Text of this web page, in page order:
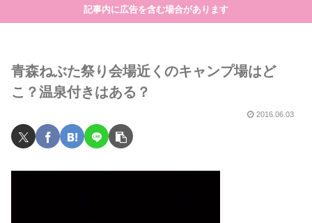
記事内に広告を含む場合があります
青森ねぶた祭り会場近くのキャンプ場はど
こ？温泉付きはある？
2016.06.03